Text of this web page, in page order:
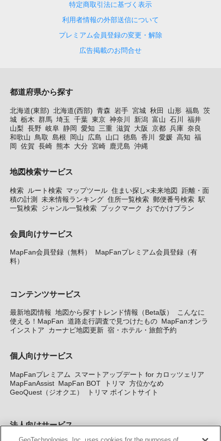
特定商取引法に基づく表示
利用者情報の外部送信について
プレミアム会員登録の変更・解除
広告掲載のお問合せ
都道府県から探す
北海道(東部) 北海道(西部) 青森 岩手 宮城 秋田 山形 福島 茨
城 栃木 群馬 埼玉 千葉 東京 神奈川 新潟 富山 石川
福井
山梨 長野 岐阜 静岡 愛知 三重 滋賀 大阪 京都 兵庫 奈良
和歌山
鳥取 島根 岡山 広島 山口 徳島 香川 愛媛 高知 福
岡
佐賀 長崎 熊本 大分 宮崎 鹿児島 沖縄
地図検索サービス
検索 ルート検索 マップツール 住まい探し×未来地図
距離・面
積の計測 未来情報ランキング 住所一覧検索 郵便番号検索 駅
一覧検索 ジャンル一覧検索 ブックマーク おでかけプラン
会員向けサービス
MapFan会員登録（無料）
MapFanプレミアム会員登録（有
料）
コンテンツサービス
最新地図情報 地図から探すトレンド情報（Beta版）
こんなに
使える！MapFan 道路走行調査で見つけたもの MapFanオンラ
インストア
カーナビ地図更新 宿・ホテル・旅館予約
個人向けサービス
MapFanプレミアム
スマートアップデート for カロッツェリア
MapFanAssist MapFan BOT トリマ 方位かなめ
GeoQuest（ジオクエ）
トリマ ポイントサイト
法人向けサービス